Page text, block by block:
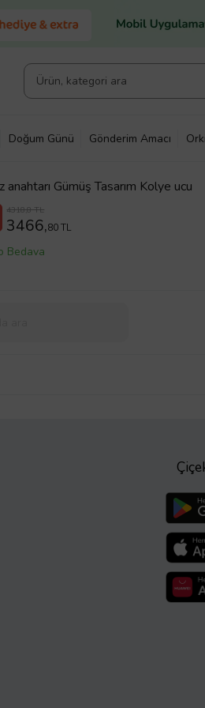
Doğum Günü Gönderim Amacı
anahtarı Gümüş Tasarım Kolye ucu
4318,8 TL
3466,80 TL
Bedava